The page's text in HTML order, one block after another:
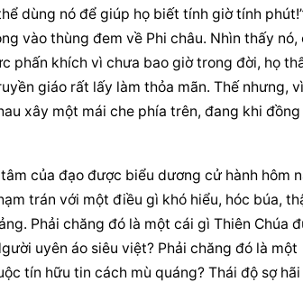
dùng nó để giúp họ biết tính giờ tính
vào thùng đem về Phi châu. Nhìn thấy nó,
phấn khích vì chưa bao giờ trong đời, họ
giáo rất lấy làm thỏa mãn. Thế nhưng, vì
xây một mái che phía trên, đang khi đồng
của đạo được biểu dương cử hành hôm
trán với một điều gì khó hiểu, hóc búa,
Phải chăng đó là một cái gì Thiên Chúa
uyên áo siêu việt? Phải chăng đó là một
tín hữu tin cách mù quáng? Thái độ sợ hãi